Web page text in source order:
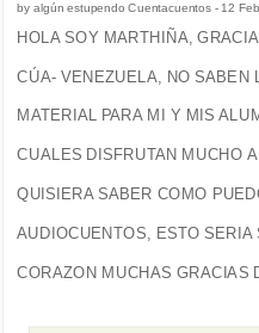
by algún estupendo Cuentacuentos- 12
HOLA SOY MARTHIÑA,
CÚA- VENEZUELA, NO SABEN
MATERIAL PARA MI Y MIS
CUALES DISFRUTAN MUCHO
QUISIERA SABER COMO
AUDIOCUENTOS, ESTO
CORAZON MUCHAS GRACIAS